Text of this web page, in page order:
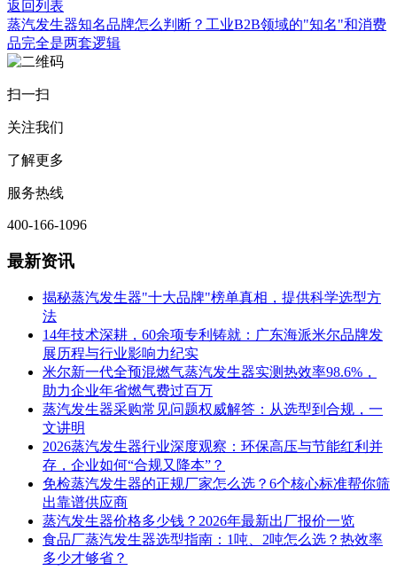
返回列表
蒸汽发生器知名品牌怎么判断？工业B2B领域的"知名"和消费
品完全是两套逻辑
扫一扫
关注我们
了解更多
服务热线
400-166-1096
最新资讯
揭秘蒸汽发生器"十大品牌"榜单真相，提供科学选型方
法
14年技术深耕，60余项专利铸就：广东海派米尔品牌发
展历程与行业影响力纪实
米尔新一代全预混燃气蒸汽发生器实测热效率98.6%，
助力企业年省燃气费过百万
蒸汽发生器采购常见问题权威解答：从选型到合规，一
文讲明
2026蒸汽发生器行业深度观察：环保高压与节能红利并
存，企业如何“合规又降本”？
免检蒸汽发生器的正规厂家怎么选？6个核心标准帮你筛
出靠谱供应商
蒸汽发生器价格多少钱？2026年最新出厂报价一览
食品厂蒸汽发生器选型指南：1吨、2吨怎么选？热效率
多少才够省？